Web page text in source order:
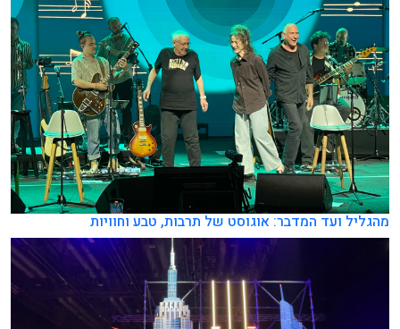
מהגליל ועד המדבר: אוגוסט של תרבות, טבע וחוויות